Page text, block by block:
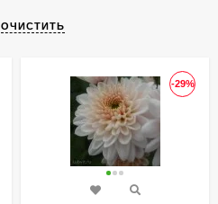
ОЧИСТИТЬ
-29%